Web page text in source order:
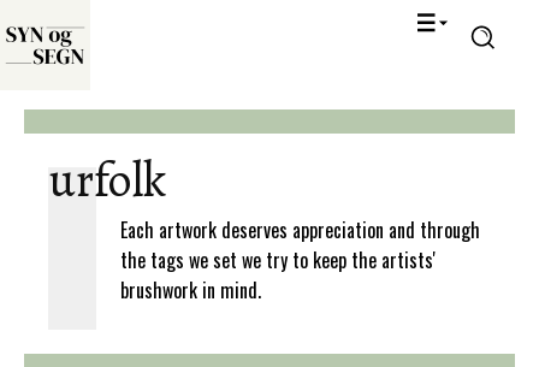
urfolk
Each artwork deserves appreciation and through
the tags we set we try to keep the artists'
brushwork in mind.